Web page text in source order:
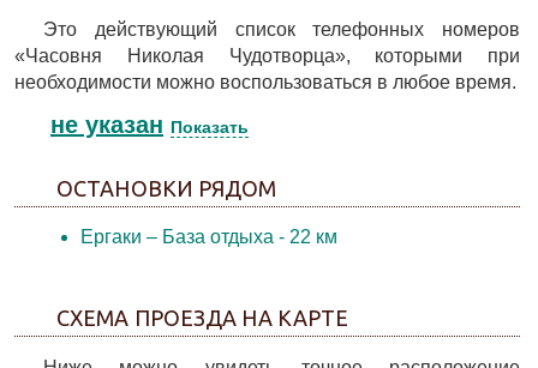
Это действующий список телефонных номеров
«Часовня Николая Чудотворца», которыми при
необходимости можно воспользоваться в любое время.
не указан Показать
ОСТАНОВКИ РЯДОМ
Ергаки – База отдыха - 22 км
СХЕМА ПРОЕЗДА НА КАРТЕ